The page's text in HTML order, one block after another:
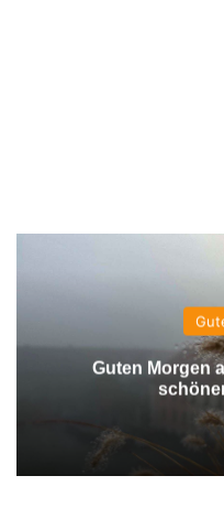
Guten Morgen